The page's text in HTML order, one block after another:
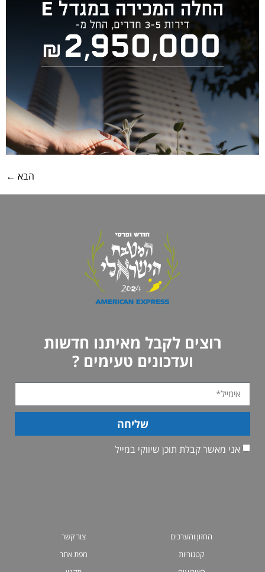
הבא ←
רוצים לקבל מאיתנו חדשות
ועדכונים טעימים ?
אני מאשר קבלת תוכן שיווקי במייל
שליחה
החזון והערכים
קטגוריות
צור קשר
מפת אתר